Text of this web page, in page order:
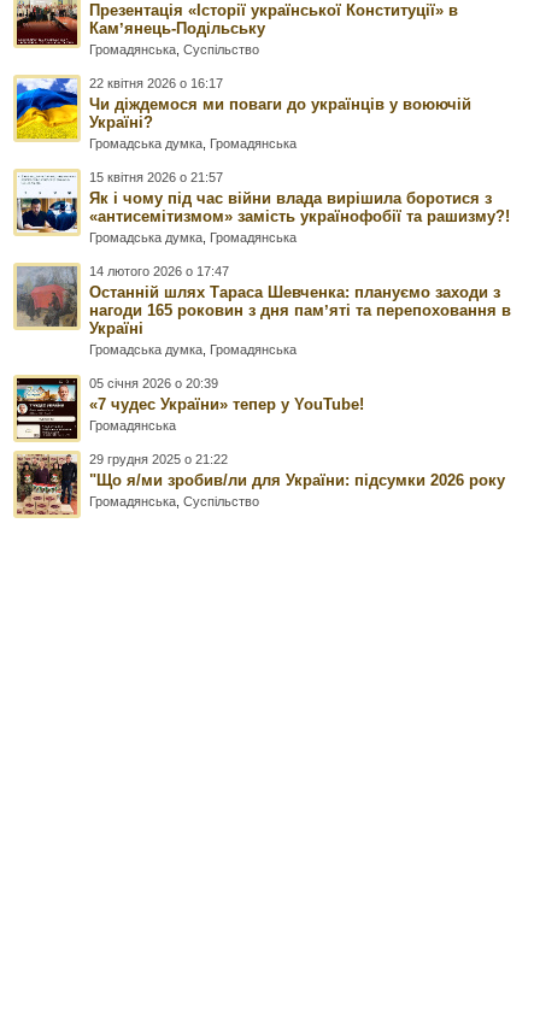
Презентація «Історії української Конституції» в
Камʼянець-Подільську
Громадянська ,Суспільство
22 квітня 2026 о 16:17
Чи діждемося ми поваги до українців у воюючій
Україні?
Громадська думка Громадянська
15 квітня 2026 о 21:57
Як і чому під час війни влада вирішила боротися з
«антисемітизмом» замість українофобії та рашизму?!
Громадська думка Громадянська
14 лютого 2026 о 17:47
Останній шлях Тараса Шевченка: плануємо заходи з
нагоди 165 роковин з дня памʼяті та перепоховання в
Україні
Громадська думка Громадянська
05 січня 2026 о 20:39
«7 чудес України» тепер у YouTube!
Громадянська
29 грудня 2025 о 21:22
"Що я/ми зробив/ли для України: підсумки 2026 року
Громадянська ,Суспільство